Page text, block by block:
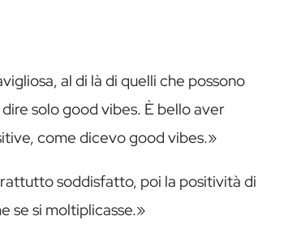
al di là di quelli che possono
solo good vibes. È bello aver
come dicevo good vibes.»
soddisfatto, poi la positività di
se si moltiplicasse.»